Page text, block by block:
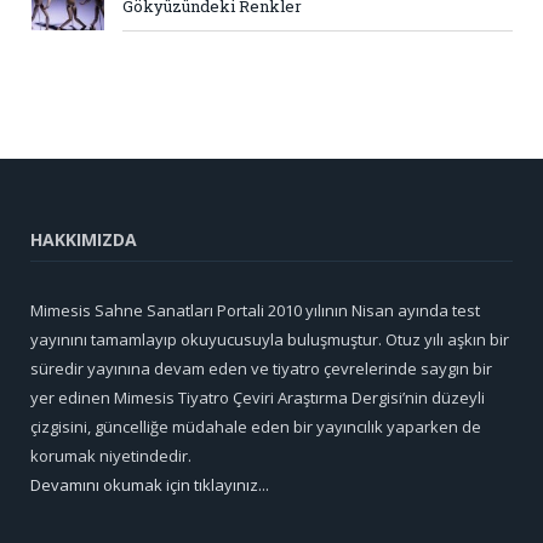
Gökyüzündeki Renkler
HAKKIMIZDA
Mimesis Sahne Sanatları Portali 2010 yılının Nisan ayında test
yayınını tamamlayıp okuyucusuyla buluşmuştur. Otuz yılı aşkın bir
süredir yayınına devam eden ve tiyatro çevrelerinde saygın bir
yer edinen Mimesis Tiyatro Çeviri Araştırma Dergisi’nin düzeyli
çizgisini, güncelliğe müdahale eden bir yayıncılık yaparken de
korumak niyetindedir.
Devamını okumak için tıklayınız...